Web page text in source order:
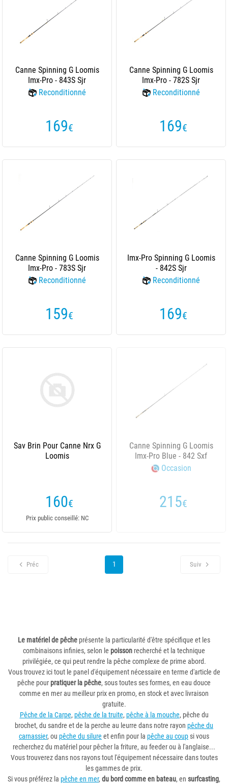
Canne Spinning G Loomis
Imx-Pro - 843S Sjr
Reconditionné
169€
Canne Spinning G Loomis
Imx-Pro - 782S Sjr
Reconditionné
169€
Canne Spinning G Loomis
Imx-Pro - 783S Sjr
Reconditionné
159€
Imx-Pro Spinning G Loomis
- 842S Sjr
Reconditionné
169€
Sav Brin Pour Canne Nrx G
Loomis
160€
Prix public conseillé: NC
Canne Spinning G Loomis
Imx-Pro Blue - 842 Sxf
Occasion
215€
Préc 1 Suiv
Le matériel de pêche présente la particularité d'être spécifique et les
combinaisons infinies, selon le poisson recherché et la technique
privilégiée, ce qui peut rendre la pêche complexe de prime abord.
Vous trouvez ici tout le panel d'équipement nécessaire en terme d'article de
pêche pour pratiquer la pêche, sous toutes ses formes, en eau douce
comme en mer au meilleur prix en promo, en stock et avec livraison
gratuite.
Pêche de la Carpe, pêche de la truite, pêche à la mouche, pêche du
brochet, du sandre et de la perche au leurre dans notre rayon pêche du
carnassier, ou pêche du silure et enfin pour la pêche au coup si vous
recherchez du matériel pour pêcher la friture, au feeder ou à l'anglaise...
Vous trouverez dans nos rayons tout l'équipement nécessaire dans toutes
les gammes de prix.
Si vous préférez la pêche en mer, du bord comme en bateau, en surfcasting,